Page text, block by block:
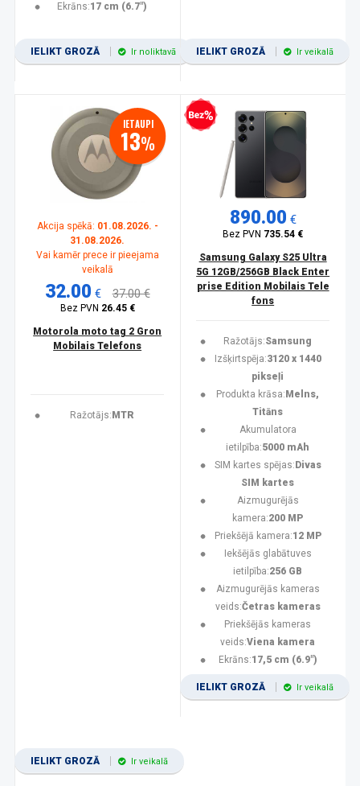
Ekrāns:17 cm (6.7")
IELIKT GROZĀ Ir noliktavā IELIKT GROZĀ Ir veikalā
IETAUPI
13%
Akcija spēkā: 01.08.2026. -
31.08.2026.
Vai kamēr prece ir pieejama
veikalā
32.00 € 37.00 €
Bez PVN 26.45 €
Motorola moto tag 2 Gron
Mobilais Telefons
Ražotājs: MTR
IELIKT GROZĀ Ir veikalā
Bezprocentu kredīts
890.00 €
Bez PVN 735.54 €
Samsung Galaxy S25 Ultra
5G 12GB/256GB Black Enter
prise Edition Mobilais Tele
fons
Ražotājs:Samsung
Izšķirtspēja:3120 x 1440
pikseļi
Produkta krāsa: Melns,
Titāns
Akumulatora
ietilpība:5000 mAh
SIM kartes spējas: Divas
SIM kartes
Aizmugurējās
kamera:200 MP
Priekšējā kamera:12 MP
Iekšējās glabātuves
ietilpība:256 GB
Aizmugurējās kameras
veids:Četras kameras
Priekšējās kameras
veids:Viena kamera
Ekrāns:17,5 cm (6.9")
IELIKT GROZĀ Ir veikalā